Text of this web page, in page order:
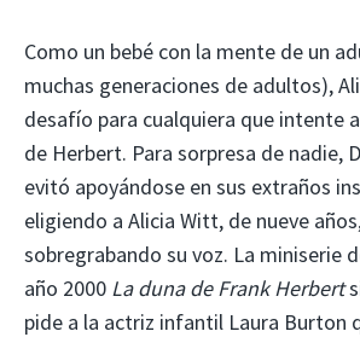
Como un bebé con la mente de un
muchas generaciones de adultos),
desafío para cualquiera que intente
de Herbert. Para sorpresa de nadie,
evitó apoyándose en sus extraños
eligiendo a Alicia Witt, de nueve
sobregrabando su voz. La miniserie
año 2000 La duna de Frank Herbert
pide a la actriz infantil Laura Burton